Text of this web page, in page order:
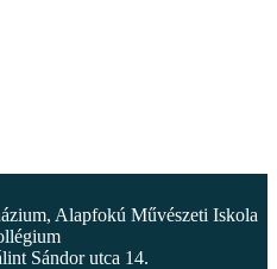
Alapfokú Művészeti Iskola
Sándor utca 14.